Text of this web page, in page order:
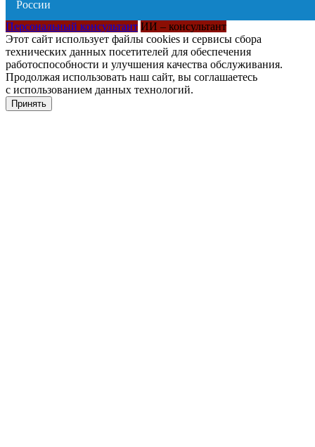
Персональный консультант ИИ – консультант
Этот сайт использует файлы cookies и сервисы сбора
технических данных посетителей для обеспечения
работоспособности и улучшения качества обслуживания.
Продолжая использовать наш сайт, вы соглашаетесь
с использованием данных технологий.
Принять